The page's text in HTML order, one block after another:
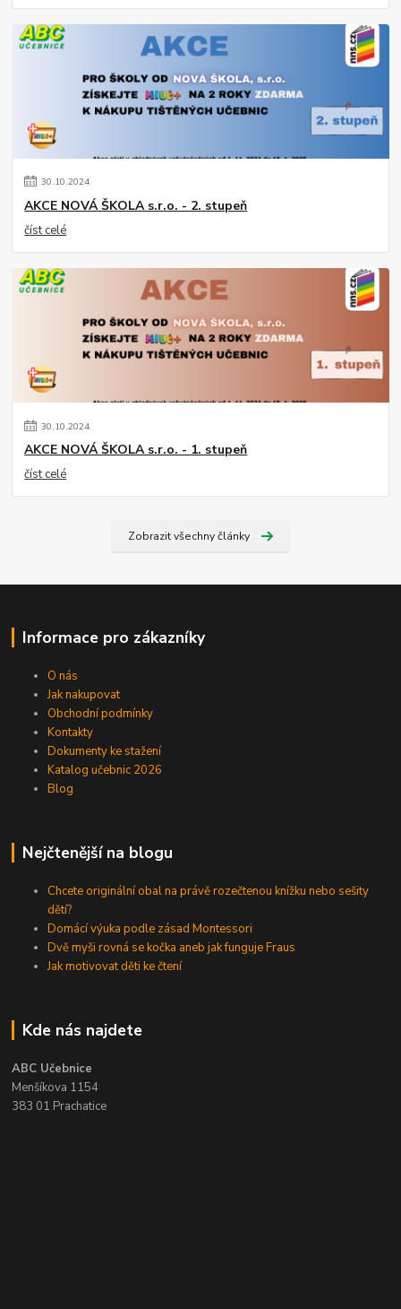
30.10.2024
AKCE NOVÁ ŠKOLA s.r.o. - 2. stupeň
číst celé
30.10.2024
AKCE NOVÁ ŠKOLA s.r.o. - 1. stupeň
číst celé
Zobrazit všechny články
Informace pro zákazníky
O nás
Jak nakupovat
Obchodní podmínky
Kontakty
Dokumenty ke stažení
Katalog učebnic 2026
Blog
Nejčtenější na blogu
Chcete originální obal na právě rozečtenou knížku nebo sešity
dětí?
Domácí výuka podle zásad Montessori
Dvě myši rovná se kočka aneb jak funguje Fraus
Jak motivovat děti ke čtení
Kde nás najdete
ABC Učebnice
Menšíkova 1154
383 01 Prachatice